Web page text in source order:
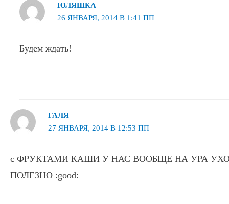
ЮЛЯШКА
26 ЯНВАРЯ, 2014 В 1:41 ПП
Будем ждать!
ГАЛЯ
27 ЯНВАРЯ, 2014 В 12:53 ПП
с ФРУКТАМИ КАШИ У НАС ВООБЩЕ НА УРА
ПОЛЕЗНО :good: